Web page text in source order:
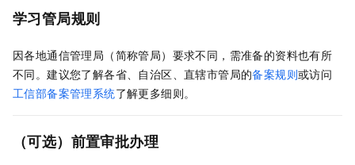
学习管局规则
因各地通信管理局（简称管局）要求不同，需准备的资料也有所
不同。建议您了解各省、自治区、直辖市管局的备案规则或访问
工信部备案管理系统了解更多细则。
（可选）前置审批办理